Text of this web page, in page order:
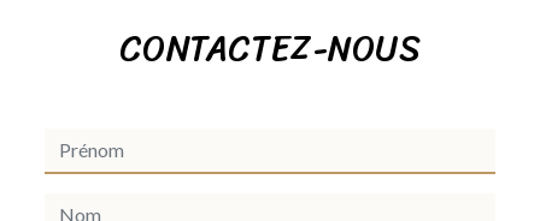
CONTACTEZ-NOUS